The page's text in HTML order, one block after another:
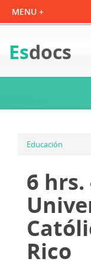
Esdocs
Educación
6
Rico